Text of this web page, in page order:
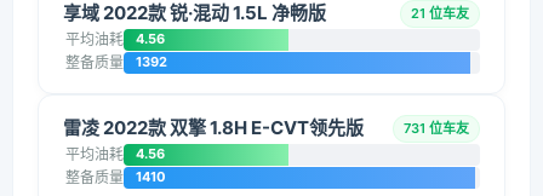
享域 2022款 锐·混动 1.5L 净畅版 21 位车友
平均油耗 4.56
整备质量 1392
雷凌 2022款 双擎 1.8H E-CVT领先版 731 位车友
平均油耗 4.56
整备质量 1410